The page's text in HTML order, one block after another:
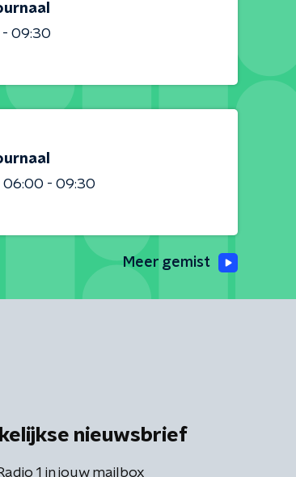
09:30
06:00 - 09:30
Meer gemist
nieuwsbrief
1 in jouw mailbox